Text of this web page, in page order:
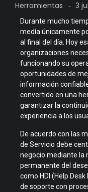
Herramientas - 3
Durante mucho
medía únicamente
al final del día. Hoy
organizaciones
funcionando su
oportunidades de
información
convertido en una
garantizar la
experiencia a los
De acuerdo con las
de Servicio debe
negocio mediante la
permanente del
como HDI (Help
de soporte con